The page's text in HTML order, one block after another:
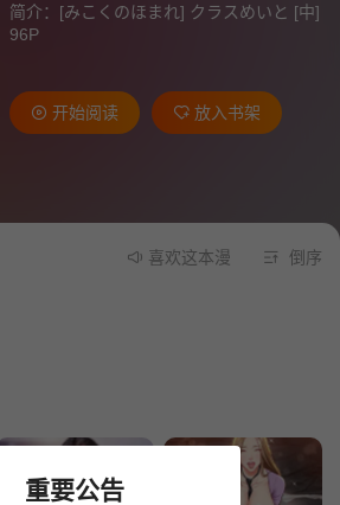
简介：[みこくのほまれ] クラスめいと [中]
96P
开始阅读 放入书架
喜欢这本漫画就请不要忘记
倒序
重要公告